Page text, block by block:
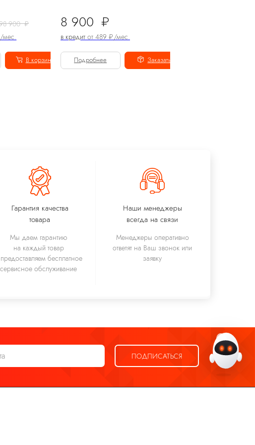
900 ₽
мес.
В корзину
8 900 ₽
в кредит от 489 ₽/мес.
Подробнее Заказать
Гарантия качества
товара
Наши менеджеры
всегда на связи
Мы даем гарантию
на каждый товар
бесплатное
сервисное обслуживание
Менеджеры оперативно
ответят на Ваш звонок или
заявку
ПОДПИСАТЬСЯ
Здравствуйте! Я — виртуальный